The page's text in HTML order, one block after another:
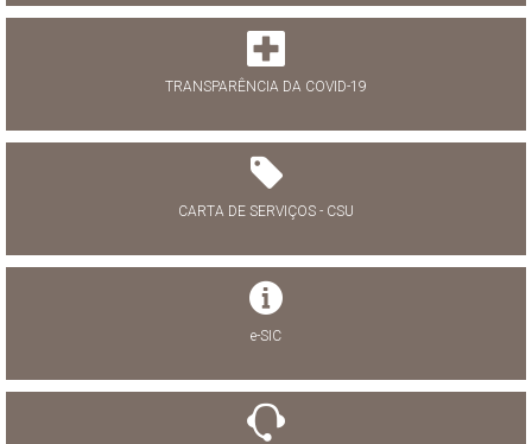
TRANSPARÊNCIA DA COVID-19
CARTA DE SERVIÇOS - CSU
e-SIC